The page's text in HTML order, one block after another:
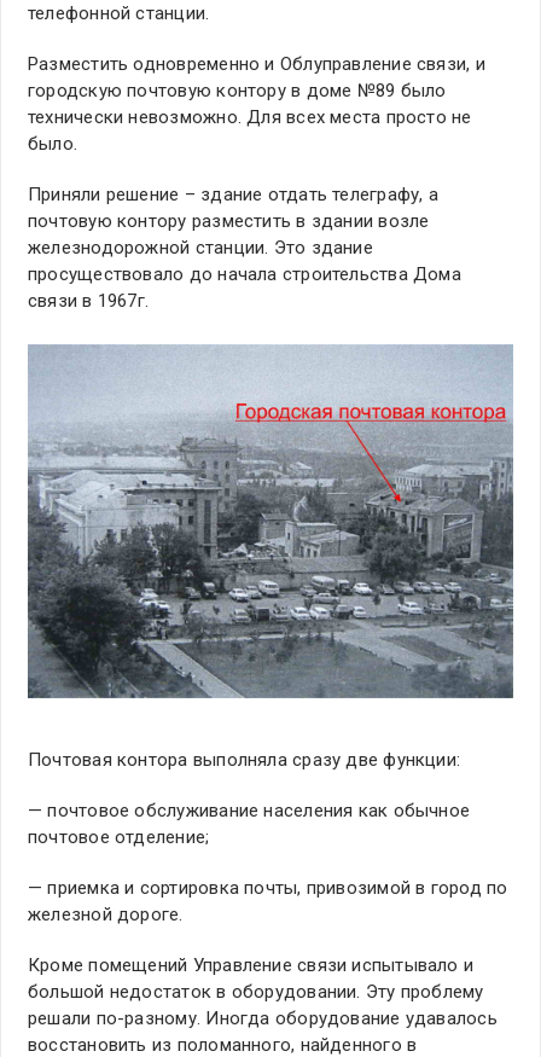
телефонной станции.
Разместить одновременно и Облуправление связи, и
городскую почтовую контору в доме №89 было
технически невозможно. Для всех места просто не
было.
Приняли решение – здание отдать телеграфу, а
почтовую контору разместить в здании возле
железнодорожной станции. Это здание
просуществовало до начала строительства Дома
связи в 1967г.
Почтовая контора выполняла сразу две функции:
— почтовое обслуживание населения как обычное
почтовое отделение;
— приемка и сортировка почты, привозимой в город по
железной дороге.
Кроме помещений Управление связи испытывало и
большой недостаток в оборудовании. Эту проблему
решали по-разному. Иногда оборудование удавалось
восстановить из поломанного, найденного в